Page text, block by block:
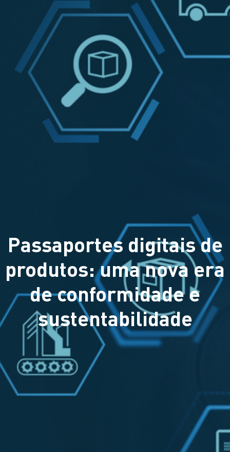
Passaportes digitais de
produtos: uma nova era
de conformidade e
sustentabilidade